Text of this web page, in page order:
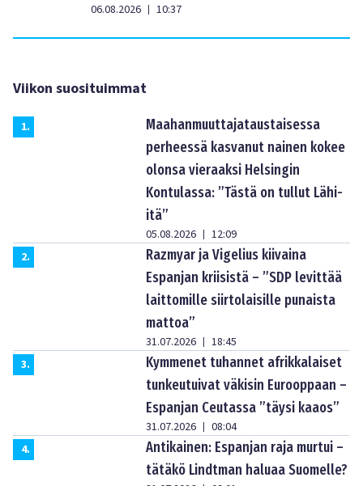
06.08.2026 | 10:37
Viikon suosituimmat
1.
Maahanmuuttajataustaisessa
perheessä kasvanut nainen kokee
olonsa vieraaksi Helsingin
Kontulassa: ”Tästä on tullut Lähi-
itä”
05.08.2026 | 12:09
2.
Razmyar ja Vigelius kiivaina
Espanjan kriisistä – ”SDP levittää
laittomille siirtolaisille punaista
mattoa”
31.07.2026 | 18:45
3.
Kymmenet tuhannet afrikkalaiset
tunkeutuivat väkisin Eurooppaan –
Espanjan Ceutassa ”täysi kaaos”
31.07.2026 | 08:04
4.
Antikainen: Espanjan raja murtui –
tätäkö Lindtman haluaa Suomelle?